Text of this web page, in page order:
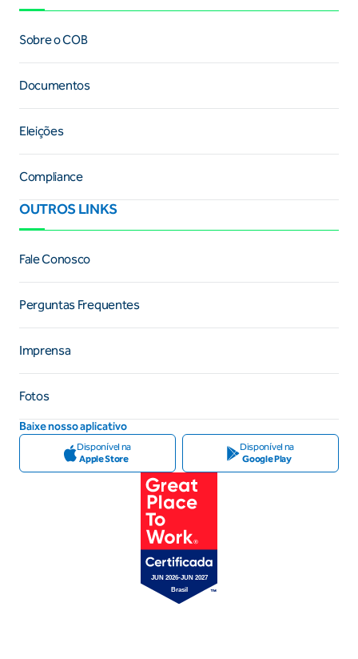
Sobre o COB
Documentos
Eleições
Compliance
OUTROS LINKS
Fale Conosco
Perguntas Frequentes
Imprensa
Fotos
Baixe nosso aplicativo
Disponível na
Apple Store
Disponível na
Google Play